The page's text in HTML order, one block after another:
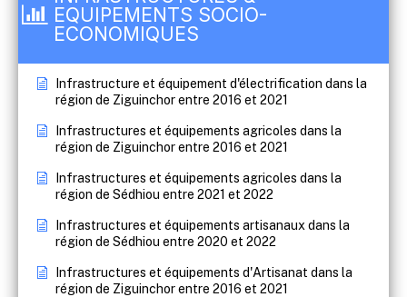
EQUIPEMENTS SOCIO-
ECONOMIQUES
Infrastructure et équipement d'électrification dans la
région de Ziguinchor entre 2016 et 2021
Infrastructures et équipements agricoles dans la
région de Ziguinchor entre 2016 et 2021
Infrastructures et équipements agricoles dans la
région de Sédhiou entre 2021 et 2022
Infrastructures et équipements artisanaux dans la
région de Sédhiou entre 2020 et 2022
Infrastructures et équipements d'Artisanat dans la
région de Ziguinchor entre 2016 et 2021